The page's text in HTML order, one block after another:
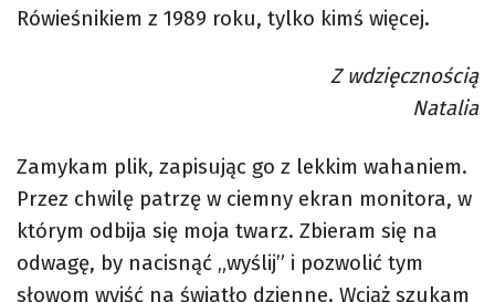
Rówieśnikiem z 1989 roku, tylko kimś więcej.
Z wdzięcznością
Natalia
Zamykam plik, zapisując go z lekkim wahaniem.
Przez chwilę patrzę w ciemny ekran monitora, w
którym odbija się moja twarz. Zbieram się na
odwagę, by nacisnąć „wyślij” i pozwolić tym
słowom wyjść na światło dzienne. Wciąż szukam